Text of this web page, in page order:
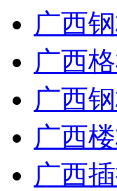
广西
广西
广西
广西
广西